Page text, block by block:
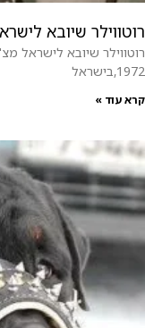
רוטווילר שיובא
רוטווילר שיובא לישראל
1972,בישראל
קרא עוד »